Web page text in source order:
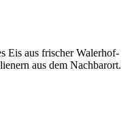
Eis aus frischer Walerhof-
aus dem Nachbarort.